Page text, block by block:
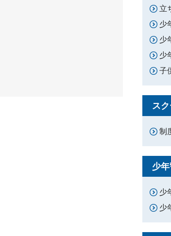
立
少
少
少
子
ス
制
少
少
少